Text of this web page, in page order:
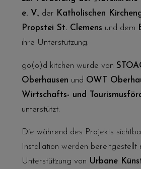
e. V., der Katholischen
Propstei St. Clemens und dem
ihre Unterstützung.
go(o)d kitchen wurde von
Oberhausen und OWT
Wirtschafts- und
unterstützt.
Die während des Projekts
Installation werden bereitgestellt
Unterstützung von Urbane